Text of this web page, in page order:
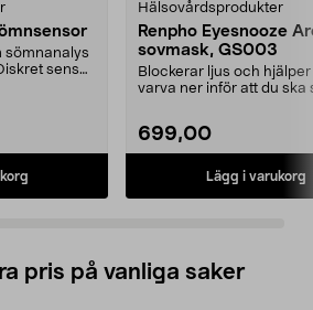
sömnanalys
sensor
Hälsovårdsprodukter
Renpho Eyesnooze
sovmask, GS003
Blockerar ljus och hjälper
varva ner inför att du ska
699,00
Lägg i varukorg
pris på vanliga saker